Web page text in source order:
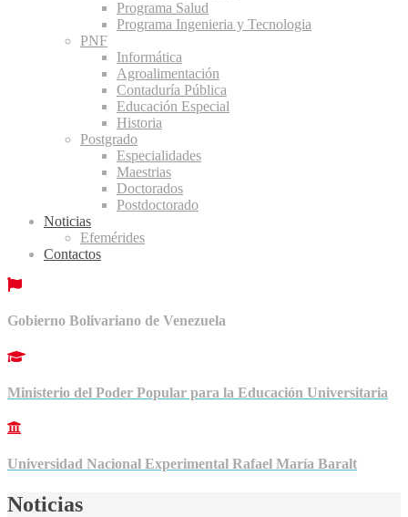
Programa Salud
Programa Ingenieria y Tecnologia
PNF
Informática
Agroalimentación
Contaduría Pública
Educación Especial
Historia
Postgrado
Especialidades
Maestrias
Doctorados
Postdoctorado
Noticias
Efemérides
Contactos
Gobierno Bolivariano de Venezuela
Ministerio del Poder Popular para la Educación Universitaria
Universidad Nacional Experimental Rafael María Baralt
Noticias